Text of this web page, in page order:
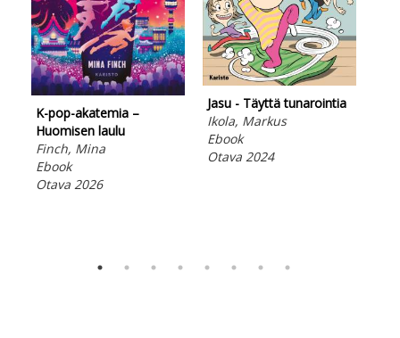
K-pop-akatemia –
Huomisen laulu
Finch, Mina
Ebook
Otava 2026
Jasu - Täyttä tunarointia
Ikola, Markus
Ebook
Otava 2024